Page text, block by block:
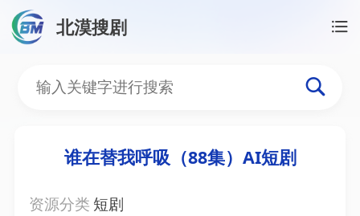
北漠搜剧
谁在替我呼吸（88集）AI
谁在替我呼吸（88集）AI短剧
资源分类 短剧